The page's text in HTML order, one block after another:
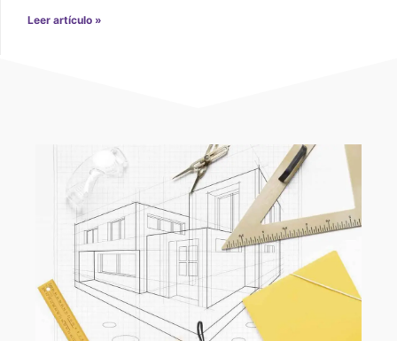
Leer artículo »